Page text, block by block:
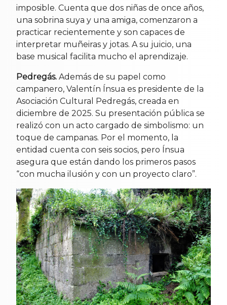
imposible. Cuenta que dos niñas de once años,
una sobrina suya y una amiga, comenzaron a
practicar recientemente y son capaces de
interpretar muñeiras y jotas. A su juicio, una
base musical facilita mucho el aprendizaje.
Pedregás. Además de su papel como
campanero, Valentín Ínsua es presidente de la
Asociación Cultural Pedregás, creada en
diciembre de 2025. Su presentación pública se
realizó con un acto cargado de simbolismo: un
toque de campanas. Por el momento, la
entidad cuenta con seis socios, pero Ínsua
asegura que están dando los primeros pasos
“con mucha ilusión y con un proyecto claro”.